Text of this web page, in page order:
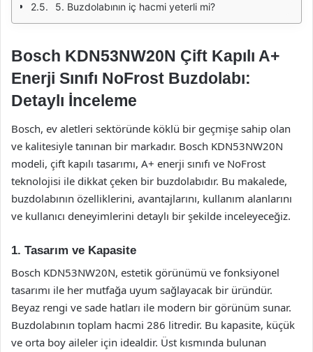
5. Buzdolabının iç hacmi yeterli mi?
Bosch KDN53NW20N Çift Kapılı A+
Enerji Sınıfı NoFrost Buzdolabı:
Detaylı İnceleme
Bosch, ev aletleri sektöründe köklü bir geçmişe sahip olan
ve kalitesiyle tanınan bir markadır. Bosch KDN53NW20N
modeli, çift kapılı tasarımı, A+ enerji sınıfı ve NoFrost
teknolojisi ile dikkat çeken bir buzdolabıdır. Bu makalede,
buzdolabının özelliklerini, avantajlarını, kullanım alanlarını
ve kullanıcı deneyimlerini detaylı bir şekilde inceleyeceğiz.
1. Tasarım ve Kapasite
Bosch KDN53NW20N, estetik görünümü ve fonksiyonel
tasarımı ile her mutfağa uyum sağlayacak bir üründür.
Beyaz rengi ve sade hatları ile modern bir görünüm sunar.
Buzdolabının toplam hacmi 286 litredir. Bu kapasite, küçük
ve orta boy aileler için idealdir. Üst kısmında bulunan